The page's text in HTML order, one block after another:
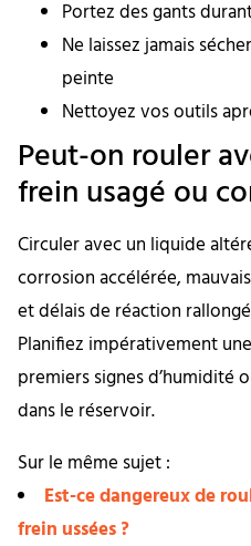
Portez des gants
Ne laissez jamais
peinte
Nettoyez vos outils
Peut-on rouler
frein usagé ou
Circuler avec un liquide
corrosion accélérée,
et délais de réaction
Planifiez impérativement
premiers signes d’humidité
dans le réservoir.
Sur le même sujet :
Est-ce dangereux de
frein ussées ?